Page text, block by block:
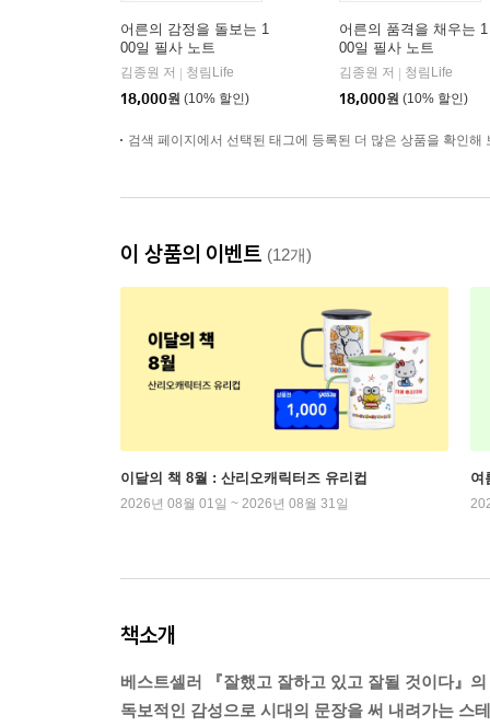
어른의 감정을 돌보는 1
00일 필사 노트
김종원 저
청림Life
18,000원 (10% 할인)
어른의 품격을 채우는 1
00일 필사 노트
김종원 저
청림Life
18,000원 (10% 할인)
검색 페이지에서 선택된 태그에 등록된 더 많은 상품을 확인해
이 상품의 이벤트 (12개)
이달의 책 8월 : 산리오캐릭터즈 유리컵
2026년 08월 01일 ~ 2026년 08월 31일
여
책소개
베스트셀러 『잘했고 잘하고 있고 잘될 것이다』
독보적인 감성으로 시대의 문장을 써 내려가는 스